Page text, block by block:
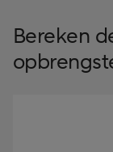
Bereken